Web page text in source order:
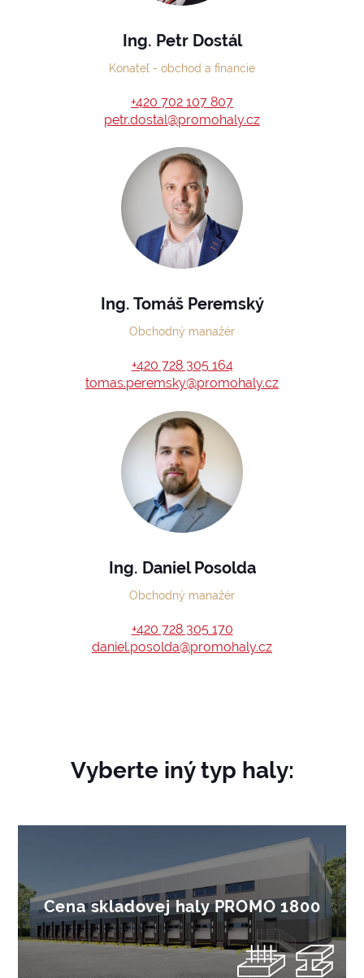
Ing. Petr Dostál
Konateľ - obchod a financie
+420 702 107 807
petr.dostal@promohaly.cz
Ing. Tomáš Peremský
Obchodný manažér
+420 728 305 164
tomas.peremsky@promohaly.cz
Ing. Daniel Posolda
Obchodný manažér
+420 728 305 170
daniel.posolda@promohaly.cz
Vyberte iný typ haly:
Cena skladovej haly PROMO 1800